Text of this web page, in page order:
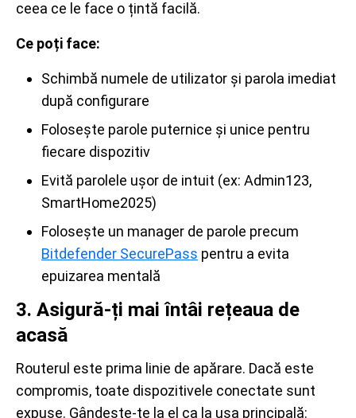
ceea ce le face o țintă facilă.
Ce poți face:
Schimbă numele de utilizator și parola imediat
după configurare
Folosește parole puternice și unice pentru
fiecare dispozitiv
Evită parolele ușor de intuit (ex: Admin123,
SmartHome2025)
Folosește un manager de parole precum
Bitdefender SecurePass pentru a evita
epuizarea mentală
3. Asigură-ți mai întâi rețeaua de
acasă
Routerul este prima linie de apărare. Dacă este
compromis, toate dispozitivele conectate sunt
expuse. Gândește-te la el ca la ușa principală: